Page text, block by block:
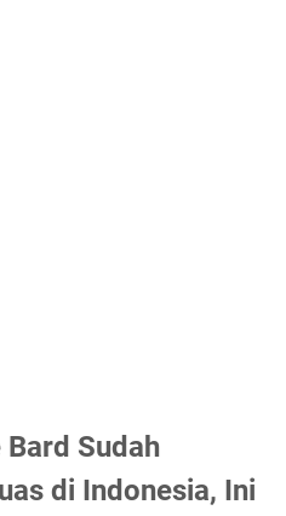
Sudah
di Indonesia, Ini